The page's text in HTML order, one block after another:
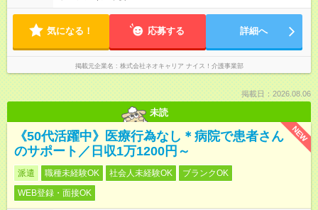
気になる！ 応募する 詳細へ
掲載元企業名 株式会社ネオキャリア ナイス！介護事業部
掲載日：2026.08.06
未読
NEW
《50代活躍中》医療行為なし＊病院で患者さん
のサポート／日収1万1200円～
派遣 職種未経験OK 社会人未経験OK
ブランクOK
WEB登録・面接OK